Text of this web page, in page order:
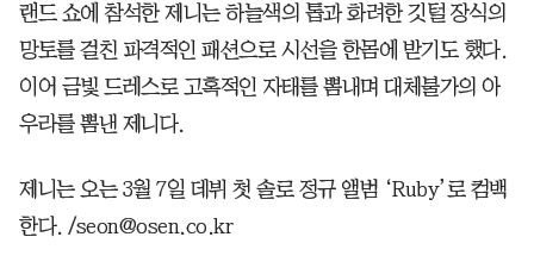
랜드 쇼에 참석한 제니는 하늘색의 톱과 화려한 깃털 장식의
망토를 걸친 파격적인 패션으로 시선을 한몸에 받기도 했다.
이어 금빛 드레스로 고혹적인 자태를 뽐내며 대체불가의 아
우라를 뽐낸 제니다.
제니는 오는 3월 7일 데뷔 첫 솔로 정규 앨범 ‘Ruby’로 컴백
한다. /seon@osen.co.kr